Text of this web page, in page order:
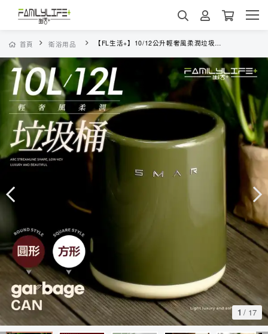
首頁 衛浴用品 【FL生活+】10/12公升輕奢風柔潤垃圾桶-圓形款/方形款(A-415-416)
1 / 17